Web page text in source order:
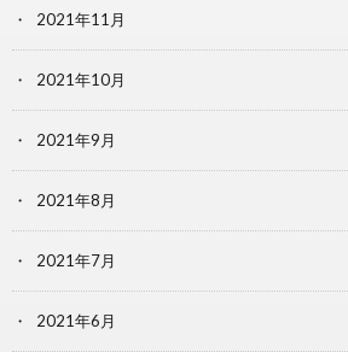
2021年11月
2021年10月
2021年9月
2021年8月
2021年7月
2021年6月